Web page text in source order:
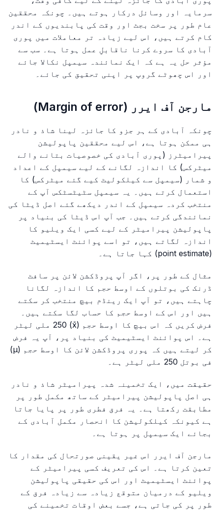
سرمایہ اور وسائل درکار ہوتے ہیں۔ چونکہ محققین
عام طور پر سخت بجٹ اور وقت کی پابندیوں کے اندر
کام کرتے ہیں، اس لیے زیادہ تر معاملات میں پوری
آبادی کا سروے کرنا ناقابلِ عمل ہوتا ہے۔ سب سے
مؤثر حل یہ ہے کہ ایک نمائندہ سیمپل نکالا جائے
اور اس چھوٹے گروپ پر اپنی تحقیق کی جائے۔
مارجن آف ایرر (Margin of error)
چونکہ آبادی کے ہر جزو کا جائزہ لینا شاذ و نادر
ہی ممکن ہوتا ہے، اس لیے محققین پاپولیشن
پیرامیٹرز (پوری آبادی کی خصوصیات بتانے والے
میٹرکس) کا اندازہ لگانے کے لیے سیمپل کے اعداد
و شمار (سیمپل سے کیلکولیٹ کیے گئے میٹرکس) کا
استعمال کرتے ہیں۔ یہ سیمپل سٹیٹسٹکس آپ کے
منتخب کردہ سیمپل کے اندر دیکھے گئے اصل ڈیٹا کی
نمائندگی کرتے ہیں۔ جب آپ اس ڈیٹا کی بنیاد پر
پاپولیشن پیرامیٹر کے لیے کسی ایک ویلیو کا
اندازہ لگاتے ہیں، تو اسے پوائنٹ ایسٹیمیٹ
(point estimate) کہا جاتا ہے۔
مثال کے طور پر، اگر آپ پروڈکشن لائن پر سافٹ
ڈرنک کی بوتلوں کے اوسط حجم کا اندازہ لگانا
چاہتے ہیں، تو آپ ایک رینڈم بیچ منتخب کر سکتے
ہیں اور اس کے اوسط حجم کا حساب لگا سکتے ہیں۔
فرض کریں کہ اس بیچ کا اوسط حجم (x̄) 250 ملی لیٹر
ہے۔ اس پوائنٹ ایسٹیمیٹ کی بنیاد پر، آپ یہ فرض
کر لیتے ہیں کہ پوری پروڈکشن لائن کا اوسط حجم (μ)
فی بوتل 250 ملی لیٹر ہے۔
حقیقت میں، ایک تخمینہ شدہ پیرامیٹر شاذ و نادر
ہی اصل پاپولیشن پیرامیٹر کے ساتھ مکمل طور پر
مطابقت رکھتا ہے۔ یہ فرق فطری طور پر پایا جاتا
ہے کیونکہ کیلکولیشن کا انحصار مکمل آبادی کے
بجائے ایک سیمپل پر ہوتا ہے۔
مارجن آف ایرر اس غیر یقینی صورتحال کی مقدار کا
تعین کرتا ہے۔ اس کی تعریف کسی پیرامیٹر کے
پوائنٹ ایسٹیمیٹ اور اس کی حقیقی پاپولیشن
ویلیو کے درمیان متوقع زیادہ سے زیادہ فرق کے
طور پر کی جاتی ہے، جسے بعض اوقات تخمینے کی